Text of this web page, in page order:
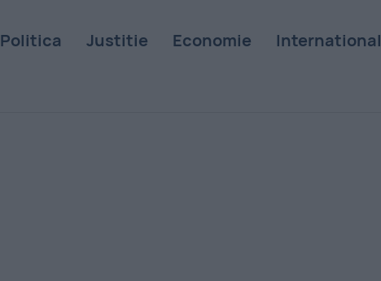
Politica Justitie Economie International